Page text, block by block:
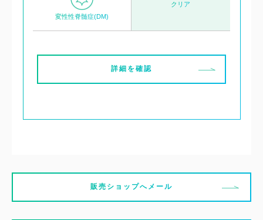
変性性脊髄症(DM)
クリア
詳細を確認
販売ショップへメール